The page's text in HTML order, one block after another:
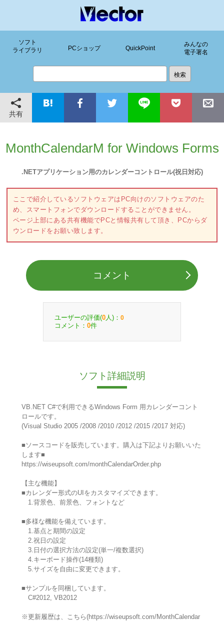
ソフト
ライブラリ
PCショップ QuickPoint
みんなの
電子署名
共有
MonthCalendarM for Windows Forms
.NETアプリケーション用のカレンダーコントロール(祝日対応)
ここで紹介しているソフトウェアはPC向けのソフトウェアのた
め、スマートフォンでダウンロードすることができません。
ページ上部にある共有機能でPCと情報共有して頂き、PCからダ
ウンロードをお願い致します。
コメント
ユーザーの評価(0 人)： 0
コメント： 0件
ソフト詳細説明
VB.NET C#で利用できるWindows Form 用カレンダーコント
ロールです。
(Visual Studio 2005 /2008 /2010 /2012 /2015 /2017 対応)
■ソースコードを販売しています。購入は下記よりお願いいた
します■
https://wiseupsoft.com/monthCalendarOrder.php
【主な機能】
■カレンダー形式のUIをカスタマイズできます。
1.背景色、前景色、フォントなど
■多様な機能を備えています。
1.基点と期間の設定
2.祝日の設定
3.日付の選択方法の設定(単一/複数選択)
4.キーボード操作(14種類)
5.サイズを自由に変更できます。
■サンプルを同梱しています。
C#2012, VB2012
※更新履歴は、こちら(https://wiseupsoft.com/MonthCalendar